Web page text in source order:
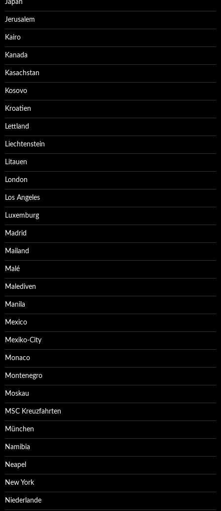
Japan
Jerusalem
Kairo
Kanada
Kasachstan
Kosovo
Kroatien
Lettland
Liechtenstein
Litauen
London
Los Angeles
Luxemburg
Madrid
Mailand
Malé
Malediven
Manila
Mexico
Mexiko-City
Monaco
Montenegro
Moskau
MSC Kreuzfahrten
München
Namibia
Neapel
New York
Niederlande